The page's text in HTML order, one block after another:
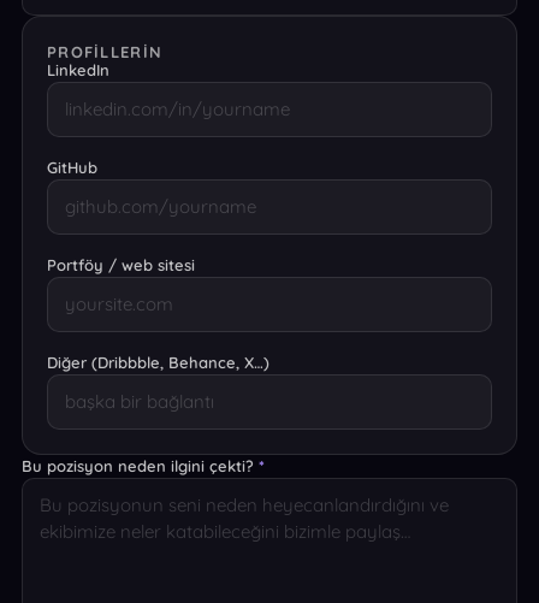
PROFILLERIN
LinkedIn
GitHub
Portföy / web sitesi
Diğer (Dribbble, Behance, X…)
Bu pozisyon neden ilgini çekti? *